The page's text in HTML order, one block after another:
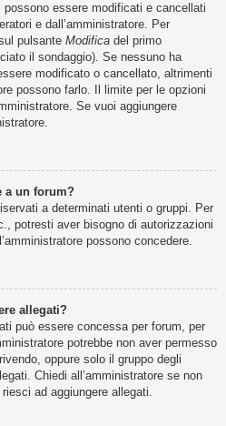
essere modificati e cancellati
e dall’amministratore. Per
pulsante Modifica del primo
il sondaggio). Se nessuno ha
modificato o cancellato, altrimenti
possono farlo. Il limite per le opzioni
Se vuoi aggiungere
a un forum?
a determinati utenti o gruppi. Per
potresti aver bisogno di autorizzazioni
possono concedere.
allegati?
può essere concessa per forum, per
potrebbe non aver permesso
oppure solo il gruppo degli
Chiedi all’amministratore se non
ad aggiungere allegati.